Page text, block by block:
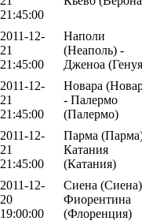
21:45:00
2011-12-
21
21:45:00
Наполи
(Неаполь) -
Дженоа
2011-12-
21
21:45:00
Новара
- Палермо
(Палермо)
2011-12-
21
21:45:00
Парма
Катания
(Катания)
2011-12-
20
19:00:00
Сиена
Фиорентина
(Флоренция)